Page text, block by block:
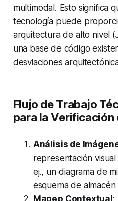
multimodal. Esto significa
tecnología puede
arquitectura de alto nivel
una base de código
desviaciones
Flujo de Trabajo
para la Verificación
Análisis de
representación
ej., un diagrama de
esquema de almacén